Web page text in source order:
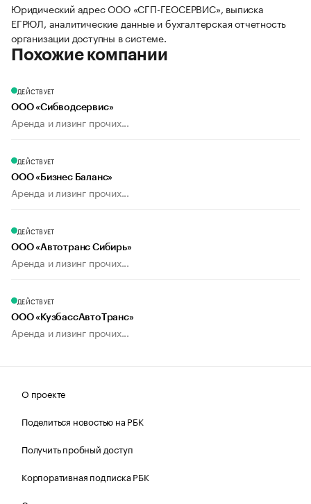
Юридический адрес ООО «СГП-ГЕОСЕРВИС», выписка
ЕГРЮЛ, аналитические данные и бухгалтерская отчетность
организации доступны в системе.
Похожие компании
ДЕЙСТВУЕТ
ООО «Сибводсервис»
Аренда и лизинг прочих...
ДЕЙСТВУЕТ
ООО «Бизнес Баланс»
Аренда и лизинг прочих...
ДЕЙСТВУЕТ
ООО «Автотранс Сибирь»
Аренда и лизинг прочих...
ДЕЙСТВУЕТ
ООО «КузбассАвтоТранс»
Аренда и лизинг прочих...
О проекте
Поделиться новостью на РБК
Получить пробный доступ
Корпоративная подписка РБК